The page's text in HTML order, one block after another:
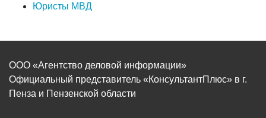
Юристы МВД
ООО «Агентство деловой информации»
Официальный представитель «КонсультантПлюс» в г.
Пенза и Пензенской области